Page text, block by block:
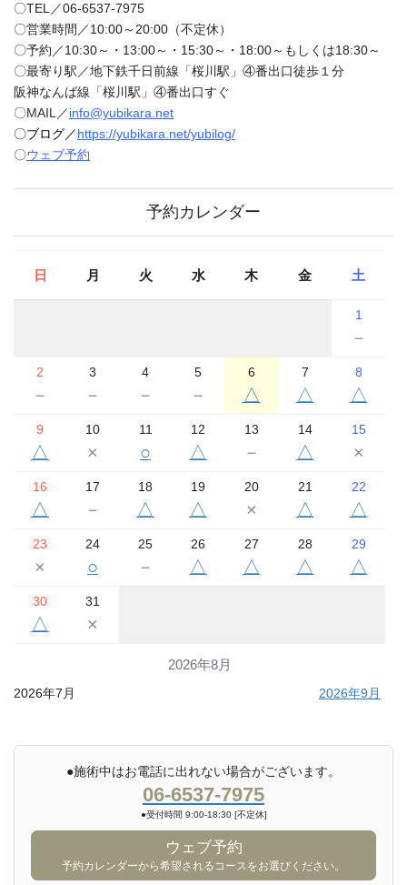
〇TEL／06-6537-7975
〇営業時間／10:00～20:00（不定休）
〇予約／10:30～・13:00～・15:30～・18:00～もしくは18:30～
〇最寄り駅／地下鉄千日前線「桜川駅」④番出口徒歩１分
阪神なんば線「桜川駅」④番出口すぐ
〇MAIL／info@yubikara.net
〇ブログ／https://yubikara.net/yubilog/
〇ウェブ予約
予約カレンダー
2026年8月
日 月 火 水 木 金 土
1
－
2
－
3
－
4
－
5
－
6
△
7
△
8
△
9
△
10
×
11
○
12
△
13
－
14
△
15
×
16
△
17
－
18
△
19
△
20
×
21
△
22
△
23
×
24
○
25
－
26
△
27
△
28
△
29
△
30
△
31
×
2026年7月 2026年9月
●施術中はお電話に出れない場合がございます。
06-6537-7975
●受付時間 9:00-18:30 [不定休]
ウェブ予約
予約カレンダーから希望されるコースをお選びください。